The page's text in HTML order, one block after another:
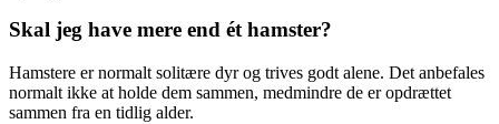
Skal jeg have mere end ét hamster?
Hamstere er normalt solitære dyr og trives godt alene. Det anbefales
normalt ikke at holde dem sammen, medmindre de er opdrættet
sammen fra en tidlig alder.